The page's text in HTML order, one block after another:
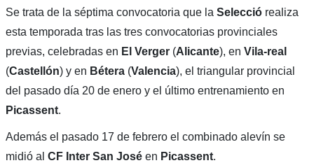
Se trata de la séptima convocatoria que la Selecciórealiza
esta temporada tras las tres convocatorias provinciales
previas, celebradas en El Verger(Alicante), en Vila-real
(Castellón) y en Bétera(Valencia), el triangular provincial
del pasado día 20 de enero y el último entrenamiento en
Picassent.
Además el pasado 17 de febrero el combinado alevín se
midió al CF Inter San José en Picassent.